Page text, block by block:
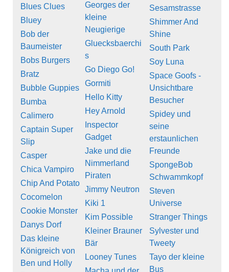
Blues Clues
Bluey
Bob der
Baumeister
Bobs Burgers
Bratz
Bubble Guppies
Bumba
Calimero
Captain Super
Slip
Casper
Chica Vampiro
Chip And Potato
Cocomelon
Cookie Monster
Danys Dorf
Das kleine
Königreich von
Ben und Holly
Georges der
kleine
Neugierige
Gluecksbaerchi
s
Go Diego Go!
Gormiti
Hello Kitty
Hey Arnold
Inspector
Gadget
Jake und die
Nimmerland
Piraten
Jimmy Neutron
Kiki 1
Kim Possible
Kleiner Brauner
Bär
Looney Tunes
Sesamstrasse
Shimmer And
Shine
South Park
Soy Luna
Space Goofs -
Unsichtbare
Besucher
Spidey und
seine
erstaunlichen
Freunde
SpongeBob
Schwammkopf
Steven
Universe
Stranger Things
Sylvester und
Tweety
Tayo der kleine
Bus